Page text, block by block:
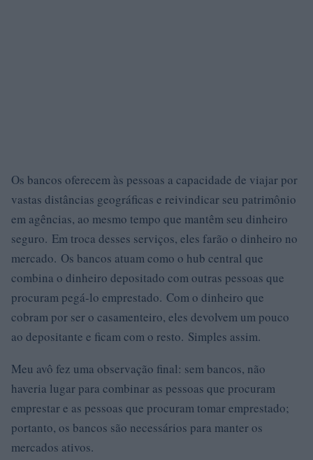
Os bancos oferecem às pessoas a capacidade de viajar por
vastas distâncias geográficas e reivindicar seu patrimônio
em agências, ao mesmo tempo que mantêm seu dinheiro
seguro. Em troca desses serviços, eles farão o dinheiro no
mercado. Os bancos atuam como o hub central que
combina o dinheiro depositado com outras pessoas que
procuram pegá-lo emprestado. Com o dinheiro que
cobram por ser o casamenteiro, eles devolvem um pouco
ao depositante e ficam com o resto. Simples assim.
Meu avô fez uma observação final: sem bancos, não
haveria lugar para combinar as pessoas que procuram
emprestar e as pessoas que procuram tomar emprestado;
portanto, os bancos são necessários para manter os
mercados ativos.